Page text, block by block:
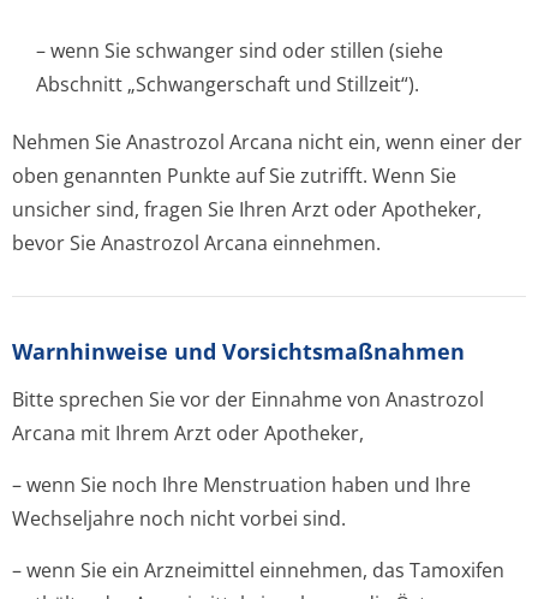
– wenn Sie schwanger sind oder stillen (siehe
Abschnitt „Schwangerschaft und Stillzeit“).
Nehmen Sie Anastrozol Arcana nicht ein, wenn einer der
oben genannten Punkte auf Sie zutrifft. Wenn Sie
unsicher sind, fragen Sie Ihren Arzt oder Apotheker,
bevor Sie Anastrozol Arcana einnehmen.
Warnhinweise und Vorsichtsmaßnahmen
Bitte sprechen Sie vor der Einnahme von Anastrozol
Arcana mit Ihrem Arzt oder Apotheker,
– wenn Sie noch Ihre Menstruation haben und Ihre
Wechseljahre noch nicht vorbei sind.
– wenn Sie ein Arzneimittel einnehmen, das Tamoxifen